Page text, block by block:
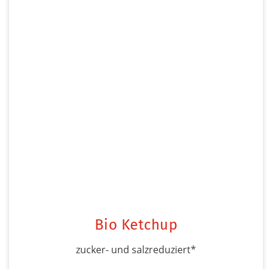
Bio Ketchup
zucker- und salzreduziert*